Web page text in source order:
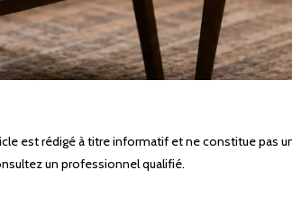
est rédigé à titre informatif et ne constitue pas
un professionnel qualifié.